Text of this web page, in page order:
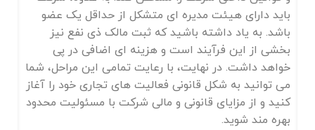
باید دارای هیئت مدیره ‌ای متشکل از حداقل یک عضو
باشد. به یاد داشته باشید که ثبت مالک ذی ‌نفع نیز
بخشی از این فرآیند است و هزینه‌ ای اضافی در پی
خواهد داشت. در نهایت، با رعایت تمامی این مراحل، شما
می ‌توانید به شکل قانونی فعالیت‌ های تجاری خود را آغاز
کنید و از مزایای قانونی و مالی شرکت با مسئولیت محدود
بهره ‌مند شوید.